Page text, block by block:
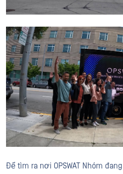
Để tìm ra nơi OPSWAT Nhóm